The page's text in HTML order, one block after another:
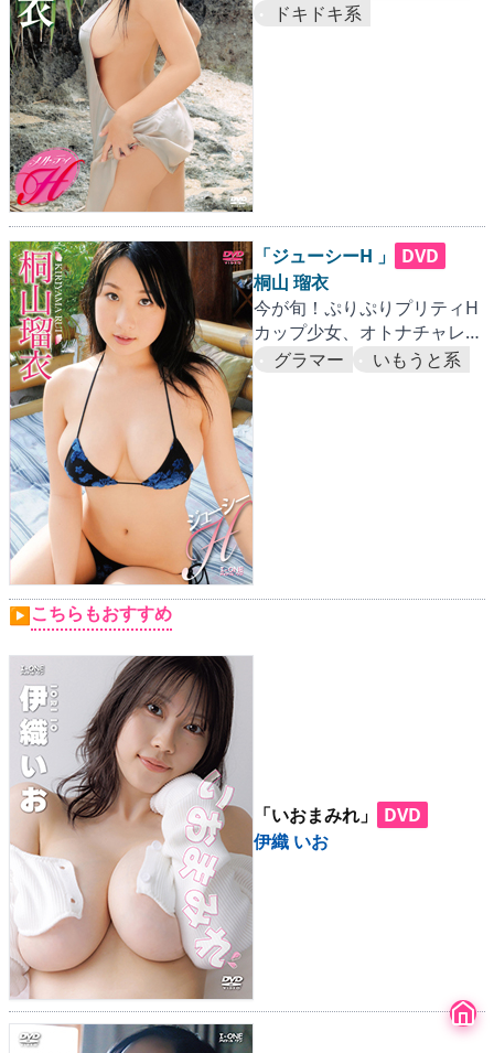
ドキドキ系
「ジューシーH 」
DVD
桐山 瑠衣
今が旬！ぷりぷりプリティH
カップ少女、オトナチャレン
ジ！
グラマー いもうと系
▶こちらもおすすめ
「いおまみれ」
DVD
伊織 いお